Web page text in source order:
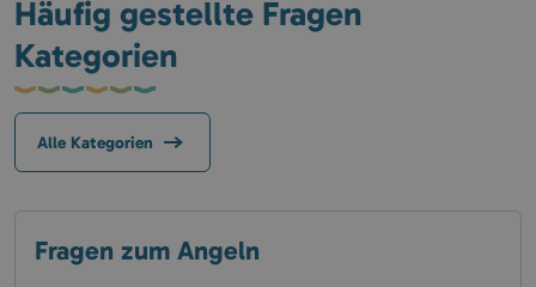
Häufig gestellte Fragen
Kategorien
Alle Kategorien
Fragen zum Angeln